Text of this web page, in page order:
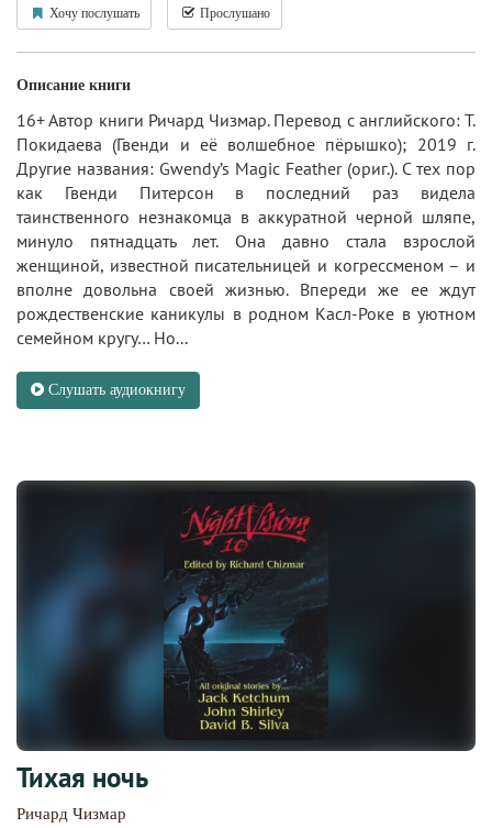
Хочу послушать Прослушано
Описание книги
16+ Автор книги Ричард Чизмар. Перевод с английского: Т.
Покидаева (Гвенди и её волшебное пёрышко); 2019 г.
Другие названия: Gwendy’s Magic Feather (ориг.). С тех пор
как Гвенди Питерсон в последний раз видела
таинственного незнакомца в аккуратной черной шляпе,
минуло пятнадцать лет. Она давно стала взрослой
женщиной, известной писательницей и когрессменом – и
вполне довольна своей жизнью. Впереди же ее ждут
рождественские каникулы в родном Касл-Роке в уютном
семейном кругу… Но...
Слушать аудиокнигу
Тихая ночь
Ричард Чизмар